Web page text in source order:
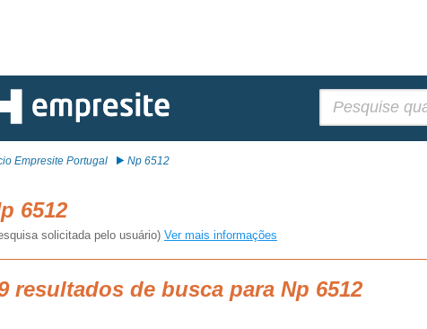
Empresite Portugal Np 6512
6512
solicitada pelo usuário) Ver mais informações
resultados de busca para Np 6512